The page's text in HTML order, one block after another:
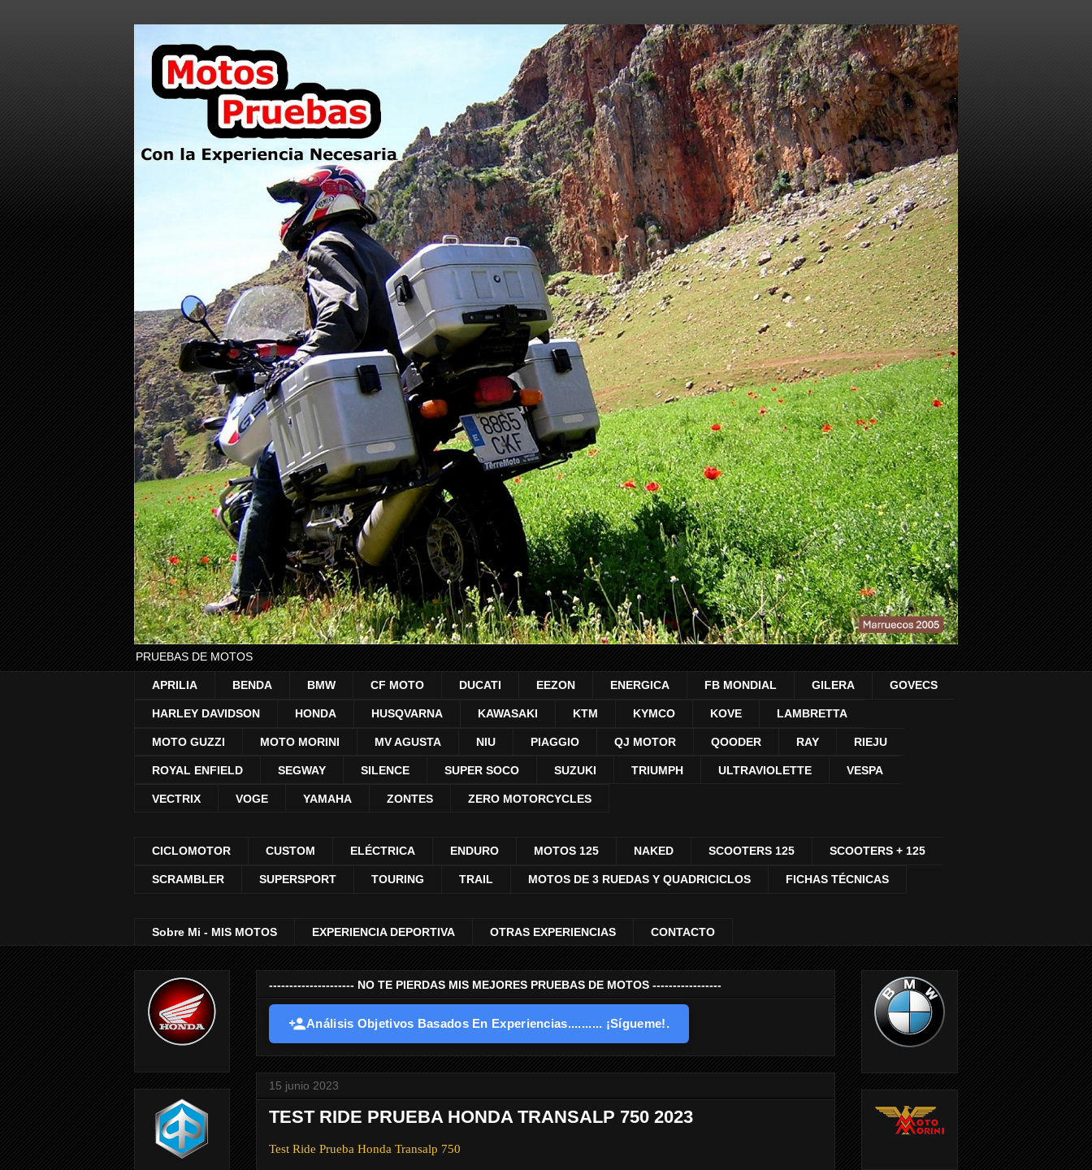
PRUEBAS DE MOTOS
APRILIA BENDA BMW CF MOTO DUCATI EEZON ENERGICA FB MONDIAL GILERA GOVECS
HARLEY DAVIDSON HONDA HUSQVARNA KAWASAKI KTM KYMCO KOVE LAMBRETTA
MOTO GUZZI MOTO MORINI MV AGUSTA NIU PIAGGIO QJ MOTOR QOODER RAY RIEJU
ROYAL ENFIELD SEGWAY SILENCE SUPER SOCO SUZUKI TRIUMPH ULTRAVIOLETTE VESPA
VECTRIX VOGE YAMAHA ZONTES ZERO MOTORCYCLES
CICLOMOTOR CUSTOM ELÉCTRICA ENDURO MOTOS 125 NAKED SCOOTERS 125 SCOOTERS + 125
SCRAMBLER SUPERSPORT TOURING TRAIL MOTOS DE 3 RUEDAS Y QUADRICICLOS FICHAS TÉCNICAS
Sobre Mi - MIS MOTOS EXPERIENCIA DEPORTIVA OTRAS EXPERIENCIAS CONTACTO
--------------------- NO TE PIERDAS MIS MEJORES PRUEBAS DE MOTOS -----------------
Análisis Objetivos Basados En Experiencias.......... ¡Sígueme!.
15 junio 2023
TEST RIDE PRUEBA HONDA TRANSALP 750 2023
Test Ride Prueba Honda Transalp 750